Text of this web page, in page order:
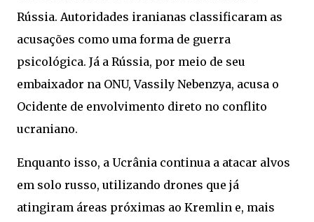
Rússia. Autoridades iranianas classificaram as
acusações como uma forma de guerra
psicológica. Já a Rússia, por meio de seu
embaixador na ONU, Vassily Nebenzya, acusa o
Ocidente de envolvimento direto no conflito
ucraniano.
Enquanto isso, a Ucrânia continua a atacar alvos
em solo russo, utilizando drones que já
atingiram áreas próximas ao Kremlin e, mais